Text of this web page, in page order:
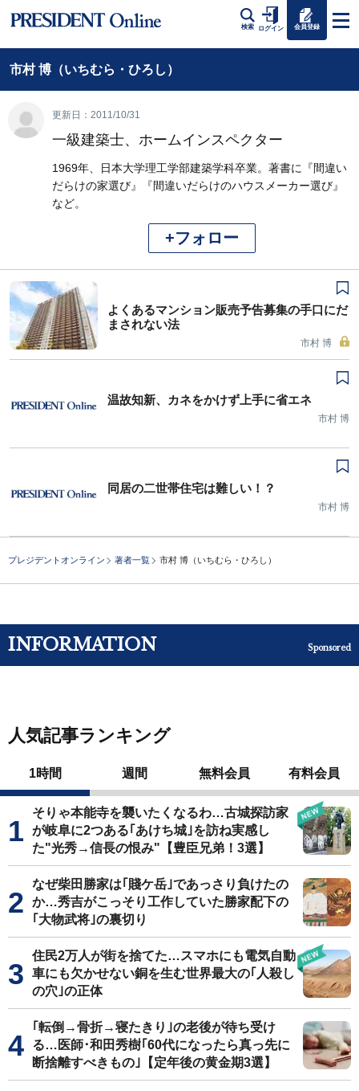
検索 ログイン 会員登録
市村 博（いちむら・ひろし）
更新日：2011/10/31
一級建築士、ホームインスペクター
1969年、日本大学理工学部建築学科卒業。著書に『間違い
だらけの家選び』『間違いだらけのハウスメーカー選び』
など。
+フォロー
よくあるマンション販売予告募集の手口にだ
まされない法
市村 博
温故知新、カネをかけず上手に省エネ
市村 博
同居の二世帯住宅は難しい！？
市村 博
プレジデントオンライン 著者一覧 市村 博（いちむら・ひろし）
INFORMATION Sponsored
人気記事ランキング
1時間 週間 無料会員 有料会員
そりゃ本能寺を襲いたくなるわ…古城探訪家
が岐阜に2つある｢あけち城｣を訪ね実感し
た"光秀→信長の恨み"【豊臣兄弟！3選】
なぜ柴田勝家は｢賤ケ岳｣であっさり負けたの
か…秀吉がこっそり工作していた勝家配下の
｢大物武将｣の裏切り
住民2万人が街を捨てた…スマホにも電気自動
車にも欠かせない銅を生む世界最大の｢人殺し
の穴｣の正体
｢転倒→骨折→寝たきり｣の老後が待ち受け
る…医師･和田秀樹｢60代になったら真っ先に
断捨離すべきもの｣【定年後の黄金期3選】